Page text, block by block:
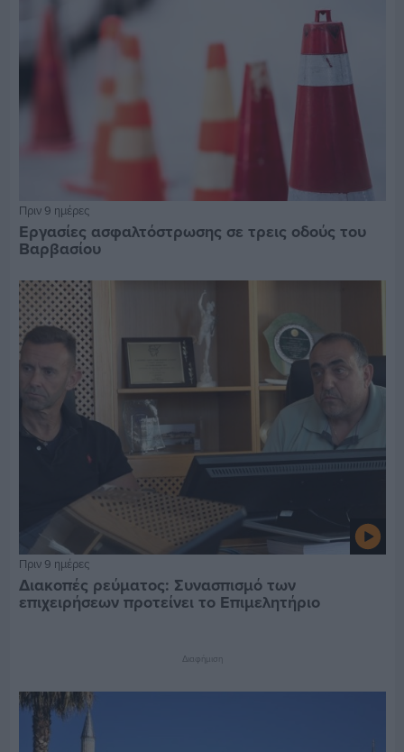
Πριν 9 ημέρες
Εργασίες ασφαλτόστρωσης σε τρεις οδούς του
Βαρβασίου
Πριν 9 ημέρες
Διακοπές ρεύματος: Συνασπισμό των
επιχειρήσεων προτείνει το Επιμελητήριο
Διαφήμιση